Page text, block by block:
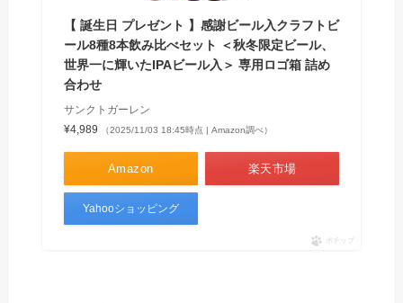
【 誕生日 プレゼント 】感謝ビール入クラフトビ
ール8種8本飲み比べセット ＜秋冬限定ビール、
世界一に輝いたIPAビール入＞ 専用ロゴ箱 詰め
合わせ
‎サンクトガーレン
¥4,989
（2025/11/03 18:45時点 | Amazon調べ）
Amazon 楽天市場
Yahooショッピング
ポチップ